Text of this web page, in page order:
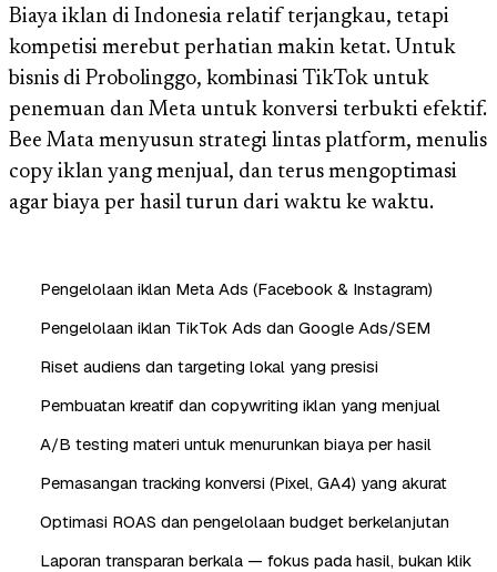
Biaya iklan di Indonesia relatif terjangkau, tetapi
kompetisi merebut perhatian makin ketat. Untuk
bisnis di Probolinggo, kombinasi TikTok untuk
penemuan dan Meta untuk konversi terbukti efektif.
Bee Mata menyusun strategi lintas platform, menulis
copy iklan yang menjual, dan terus mengoptimasi
agar biaya per hasil turun dari waktu ke waktu.
Pengelolaan iklan Meta Ads (Facebook & Instagram)
Pengelolaan iklan TikTok Ads dan Google Ads/SEM
Riset audiens dan targeting lokal yang presisi
Pembuatan kreatif dan copywriting iklan yang menjual
A/B testing materi untuk menurunkan biaya per hasil
Pemasangan tracking konversi (Pixel, GA4) yang akurat
Optimasi ROAS dan pengelolaan budget berkelanjutan
Laporan transparan berkala — fokus pada hasil, bukan klik